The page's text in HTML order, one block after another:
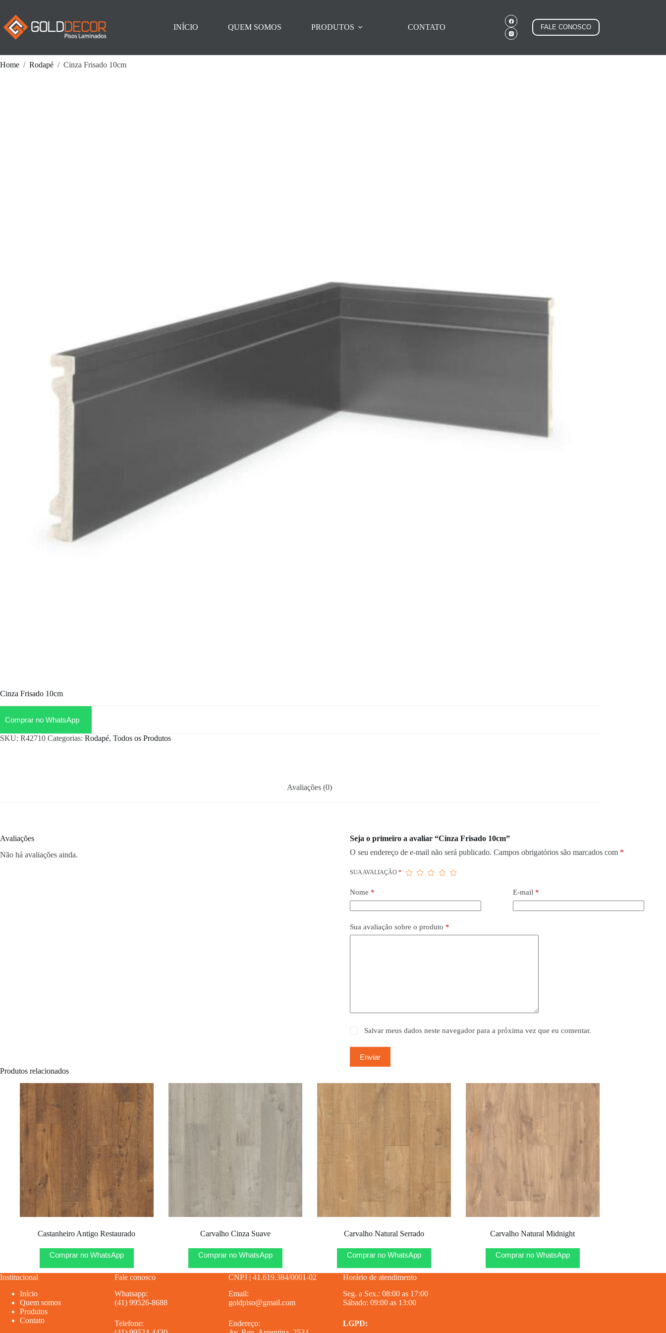
conteúdo
INÍCIO QUEM SOMOS PRODUTOS CONTATO FALE CONOSCO
Home / Rodapé / Cinza Frisado 10cm
Cinza Frisado 10cm
Comprar no WhatsApp
SKU: R42710 Categorias: Rodapé, Todos os Produtos
Avaliações (0)
Avaliações
Não há avaliações ainda.
Seja o primeiro a avaliar “Cinza Frisado 10cm”
O seu endereço de e-mail não será publicado. Campos obrigatórios são marcados com *
SUA AVALIAÇÃO *
Nome * E-mail*
Sua avaliação sobre o produto *
Salvar meus dados neste navegador para a próxima vez que eu comentar.
Enviar
Produtos relacionados
Castanheiro Antigo Restaurado
Comprar no WhatsApp
Carvalho Cinza Suave
Comprar no WhatsApp
Carvalho Natural Serrado
Comprar no WhatsApp
Carvalho Natural Midnight
Comprar no WhatsApp
Institucional
Início
Quem somos
Produtos
Contato
Fale conosco
Whatsapp:
(41) 99526-8688
Telefone:
CNPJ | 41.619.384/0001-02
Email:
goldpiso@gmail.com
Endereço:
Horário de atendimento
Seg. a Sex.: 08:00 as 17:00
Sábado: 09:00 as 13:00
LGPD: